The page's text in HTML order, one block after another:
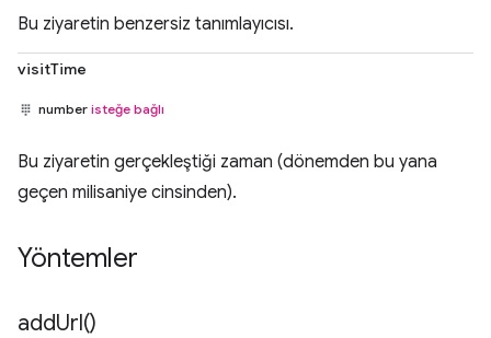
Bu ziyaretin benzersiz tanımlayıcısı.
visitTime
number isteğe bağlı
Bu ziyaretin gerçekleştiği zaman (dönemden bu yana
geçen milisaniye cinsinden).
Yöntemler
addUrl()